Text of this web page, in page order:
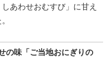
あわせおむすび」に甘え
の味「ご当地おにぎりの